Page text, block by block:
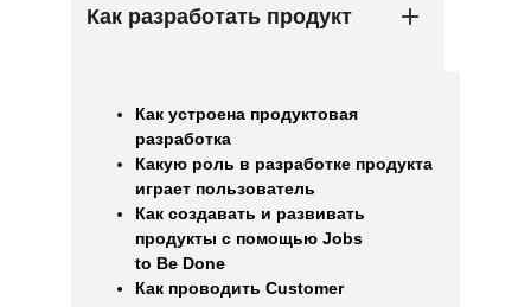
Как разработать продукт
Как устроена продуктовая
разработка
Какую роль в разработке продукта
играет пользователь
Как создавать и развивать
продукты с помощью Jobs
to Be Done
Как проводить Customer